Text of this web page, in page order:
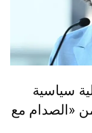
سياسية
«الصدام مع